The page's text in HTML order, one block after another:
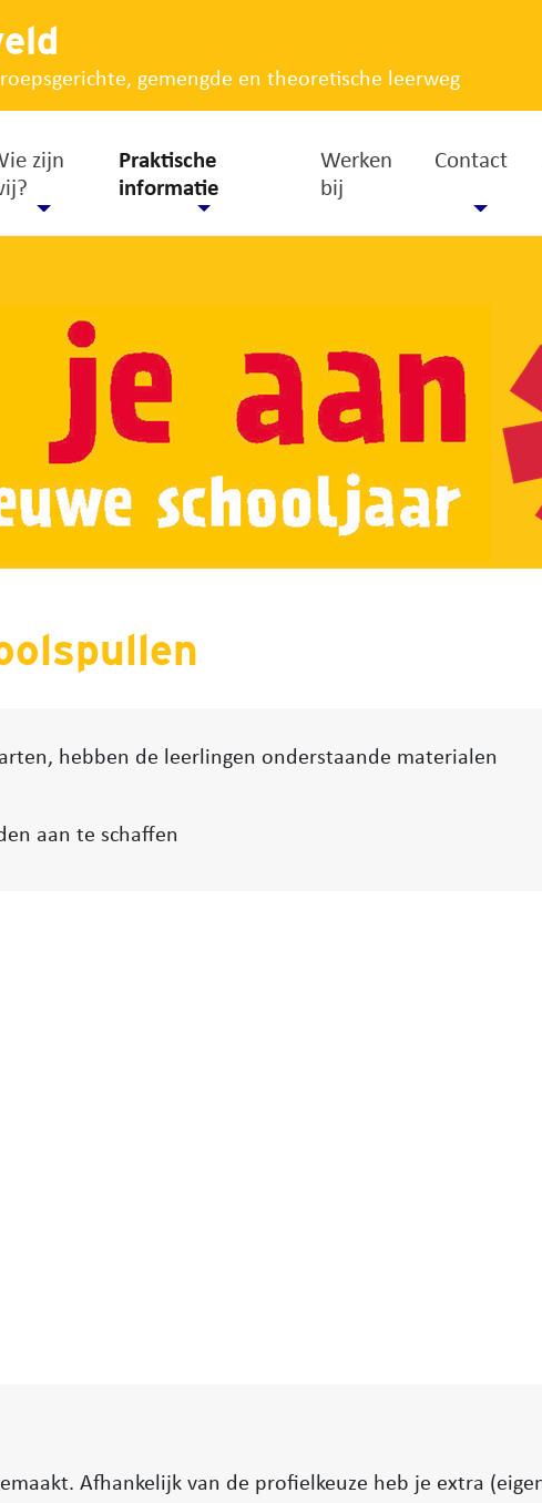
gemengde en theoretische leerweg
zijn
Praktische
informatie
Werken
bij
Contact
hebben de leerlingen onderstaande materialen
aan te schaffen
Afhankelijk van de profielkeuze heb je extra